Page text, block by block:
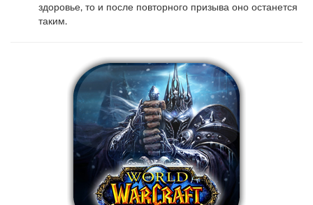
здоровье, то и после повторного призыва оно останется
таким.